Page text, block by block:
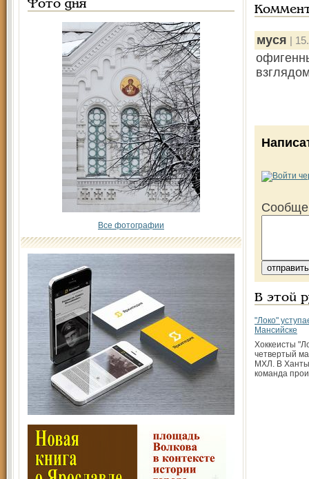
Фото дня
Все фотографии
муся |
В этой
"Локо"
Мансийске
Хоккеисты
четвертый
МХЛ. В
команда